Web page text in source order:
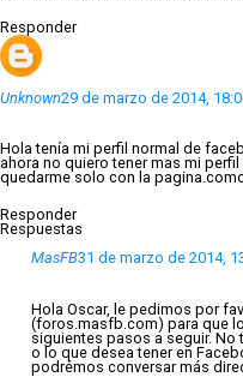
Responder
Unknown29 de marzo de 2014,
Hola tenía mi perfil normal de
ahora no quiero tener mas mi
quedarme solo con la
Responder
Respuestas
MasFB31 de marzo de 2014,
Hola Oscar, le pedimos por
(foros.masfb.com) para que
siguientes pasos a seguir.
o lo que desea tener en
podrémos conversar más